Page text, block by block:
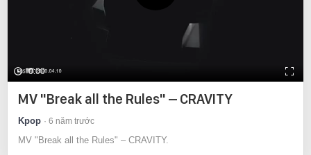
0:00
MV "Break all the Rules" – CRAVITY
Kpop 6 năm trước
MV "Break all the Rules" – CRAVITY.